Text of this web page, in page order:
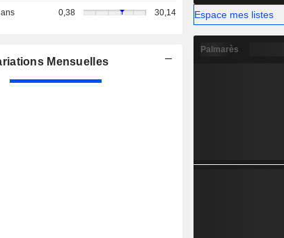
0,38 30,14
Mensuelles
Espace mes listes
Palmarès